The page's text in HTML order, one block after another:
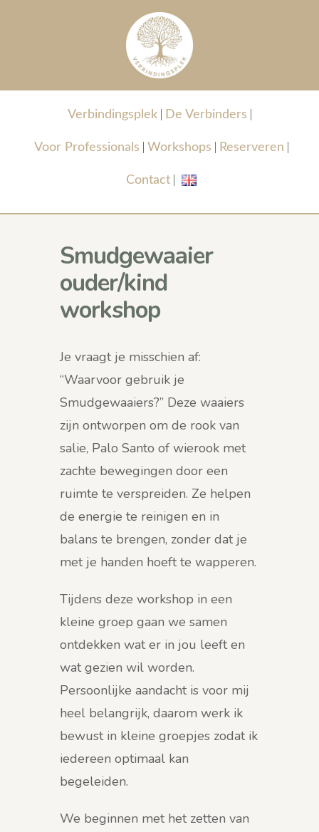
Verbindingsplek De Verbinders
Voor Professionals Workshops Reserveren
Contact
Smudgewaaier
ouder/kind
workshop
Je vraagt je misschien af:
“Waarvoor gebruik je
Smudgewaaiers?” Deze waaiers
zijn ontworpen om de rook van
salie, Palo Santo of wierook met
zachte bewegingen door een
ruimte te verspreiden. Ze helpen
de energie te reinigen en in
balans te brengen, zonder dat je
met je handen hoeft te wapperen.
Tijdens deze workshop in een
kleine groep gaan we samen
ontdekken wat er in jou leeft en
wat gezien wil worden.
Persoonlijke aandacht is voor mij
heel belangrijk, daarom werk ik
bewust in kleine groepjes zodat ik
iedereen optimaal kan
begeleiden.
We beginnen met het zetten van